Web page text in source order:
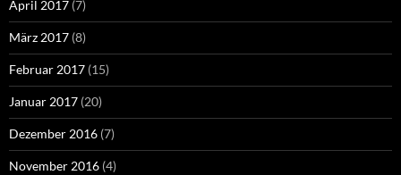
April 2017 (7)
März 2017 (8)
Februar 2017 (15)
Januar 2017 (20)
Dezember 2016 (7)
November 2016 (4)